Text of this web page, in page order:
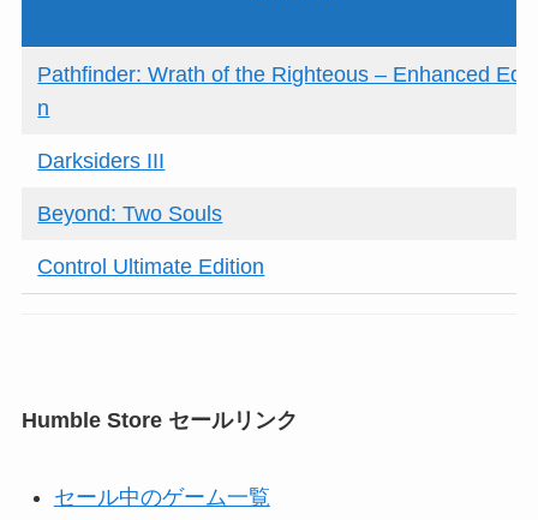
Pathfinder: Wrath of the Righteous – Enhanced
n
Darksiders III
Beyond: Two Souls
Control Ultimate Edition
Humble Store セールリンク
セール中のゲーム一覧